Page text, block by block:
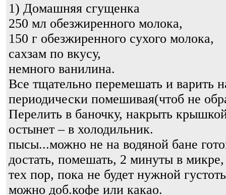
1) Домашняя сгущенка
250 мл обезжиренного молока,
150 г обезжиренного сухого молока,
сахзам по вкусу,
немного ванилина.
Все тщательно перемешать и варить
периодически помешивая(чтоб не
Перелить в баночку, накрыть
остынет – в холодильник.
пысы...можно не на водяной бане
достать, помешать, 2 минуты в
тех пор, пока не будет нужной
можно доб.кофе или какао.